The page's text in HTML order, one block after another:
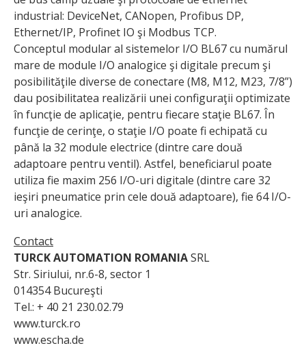
industrial: DeviceNet, CANopen, Profibus DP,
Ethernet/IP, Profinet IO şi Modbus TCP.
Conceptul modular al sistemelor I/O BL67 cu numărul
mare de module I/O analogice şi digitale precum şi
posibilităţile diverse de conectare (M8, M12, M23, 7/8”)
dau posibilitatea realizării unei configuraţii optimizate
în funcţie de aplicaţie, pentru fiecare staţie BL67. În
funcţie de cerinţe, o staţie I/O poate fi echipată cu
până la 32 module electrice (dintre care două
adaptoare pentru ventil). Astfel, beneficiarul poate
utiliza fie maxim 256 I/O-uri digitale (dintre care 32
ieşiri pneumatice prin cele două adaptoare), fie 64 I/O-
uri analogice.
Contact
TURCK AUTOMATION ROMANIASRL
Str. Siriului, nr.6-8, sector 1
014354 Bucureşti
Tel.: + 40 21 230.02.79
www.turck.ro
www.escha.de